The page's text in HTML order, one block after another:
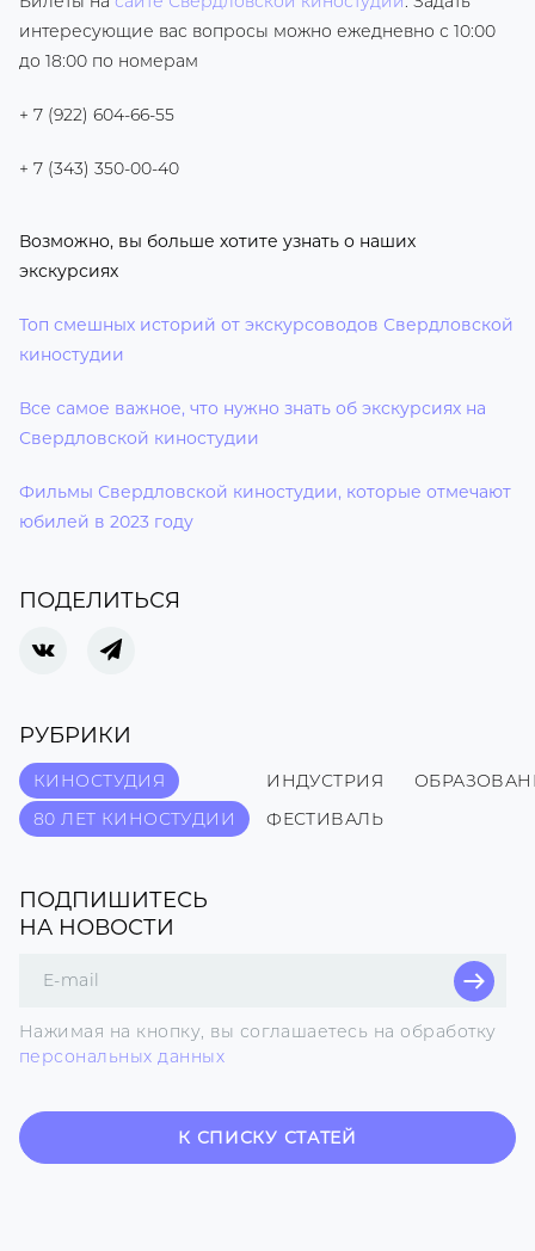
интересующие вас вопросы можно ежедневно с 10:00
до 18:00 по номерам
+ 7 (922) 604-66-55
+ 7 (343) 350-00-40
Возможно, вы больше хотите узнать о наших
экскурсиях
Топ смешных историй от экскурсоводов Свердловской
киностудии
Все самое важное, что нужно знать об экскурсиях на
Свердловской киностудии
Фильмы Свердловской киностудии, которые отмечают
юбилей в 2023 году
ПОДЕЛИТЬСЯ
РУБРИКИ
КИНОСТУДИЯ ИНДУСТРИЯ
80 ЛЕТ КИНОСТУДИИ
ФЕСТИВАЛЬ
ПОДПИШИТЕСЬ
НА НОВОСТИ
для
mail
Нажимая на кнопку, вы соглашаетесь на обработку
персональных данных
К СПИСКУ СТАТЕЙ